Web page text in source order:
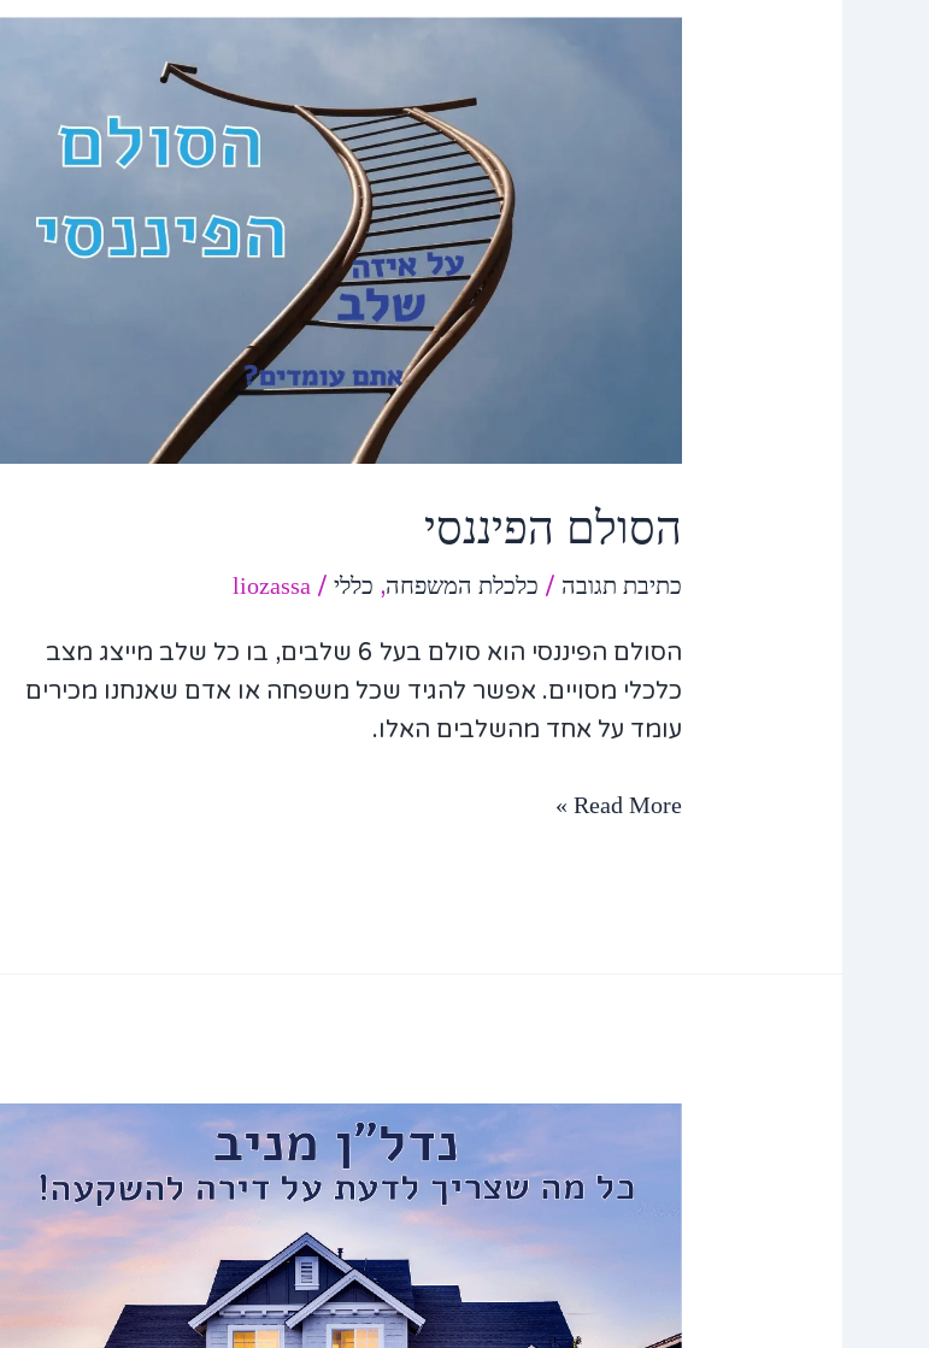
הסולם הפיננסי
כתיבת תגובה / כלכלת המשפחה, כללי /
liozassa
הסולם הפיננסי הוא סולם בעל 6 שלבים, בו כל שלב מייצג מצב
כלכלי מסויים. אפשר להגיד שכל משפחה או אדם שאנחנו מכירים
עומד על אחד מהשלבים האלו.
Read More »